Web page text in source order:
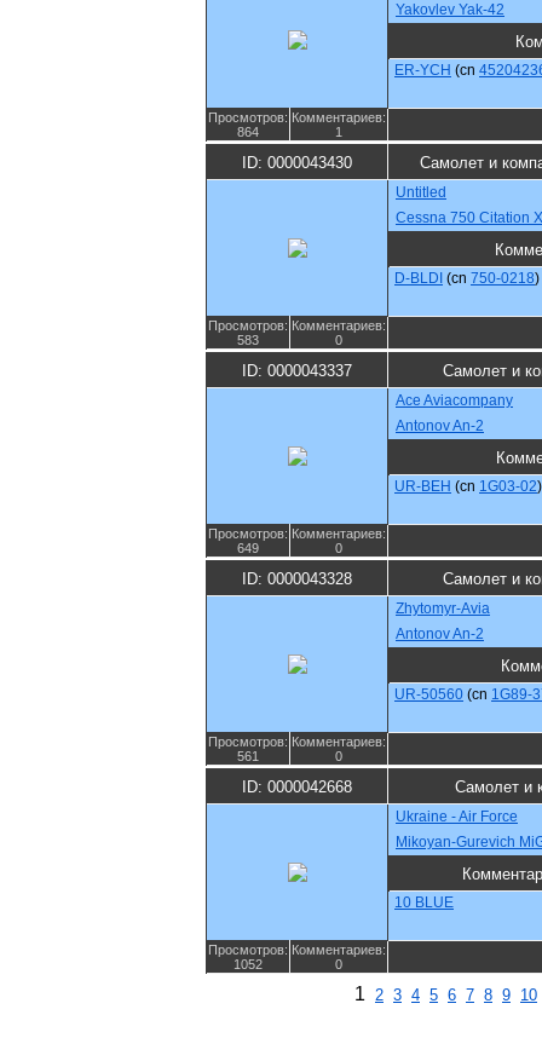
Yakovlev Yak-42
ER-YCH (cn
Просмотров:
864
Комментариев:
1
ID: 0000043430 Самолет и
Untitled
Cessna 750 Citation X
D-BLDI (cn 750-0218)
Просмотров:
583
Комментариев:
0
ID: 0000043337 Самолет и
Ace Aviacompany
Antonov An-2
UR-BEH (cn 1G03-02)
Просмотров:
649
Комментариев:
0
ID: 0000043328 Самолет и
Zhytomyr-Avia
Antonov An-2
UR-50560 (cn 1G89-
Просмотров:
561
Комментариев:
0
ID: 0000042668 Самолет и
Ukraine - Air Force
Mikoyan-Gurevich
10 BLUE
Просмотров:
1052
Комментариев:
0
1 2 3 4 5 6 7 8 9 10